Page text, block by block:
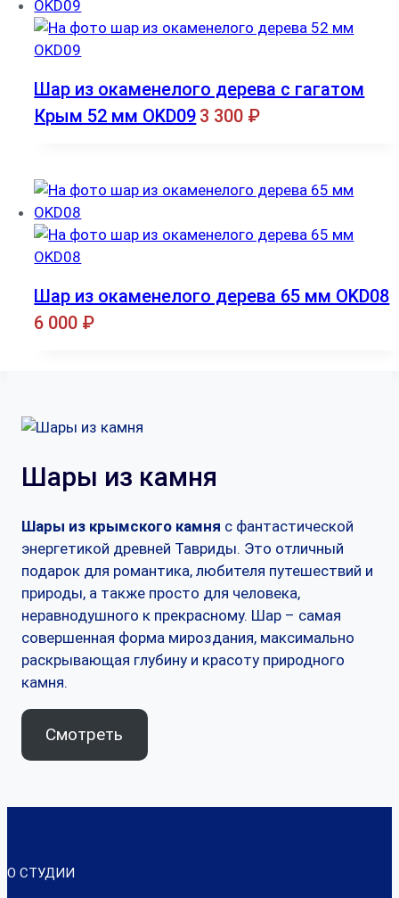
Шар из окаменелого дерева с гагатом
Крым 52 мм OKD09 3 300 ₽
Шар из окаменелого дерева 65 мм OKD08
6 000 ₽
Шары из камня
Шары из крымского камня с фантастической
энергетикой древней Тавриды. Это отличный
подарок для романтика, любителя путешествий и
природы, а также просто для человека,
неравнодушного к прекрасному. Шар – самая
совершенная форма мироздания, максимально
раскрывающая глубину и красоту природного
камня.
Смотреть
О СТУДИИ